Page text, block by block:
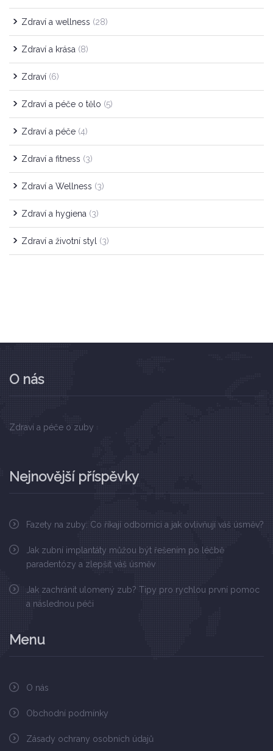
Zdraví a wellness (28)
Zdraví a krása (8)
Zdraví (6)
Zdraví a péče o tělo (5)
Zdraví a péče (4)
Zdraví a fitness (3)
Zdraví a Wellness (3)
Zdraví a hygiena (3)
Zdraví a životní styl (3)
O nás
Zdraví a péče o zuby
Nejnovější příspěvky
Fazety na zuby: Co říkají odborníci a jak ovlivňují váš úsměv?
Jak zubní implantáty můžou být řešením po léčbě
paradentózy a zlepšit váš úsměv
Jak zachránit ulomený zub? Tipy pro rychlou první pomoc
a následnou péči
Menu
O nás
Obchodní podmínky
Zásady ochrany osobních údajů